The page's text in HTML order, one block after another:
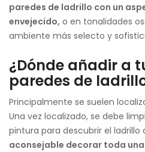
paredes de ladrillo con un
envejecido, o en tonalidades
ambiente más selecto y
¿Dónde añadir a
paredes de
Principalmente se suelen
Una vez localizado, se debe
pintura para descubrir el ladrillo
aconsejable decorar toda